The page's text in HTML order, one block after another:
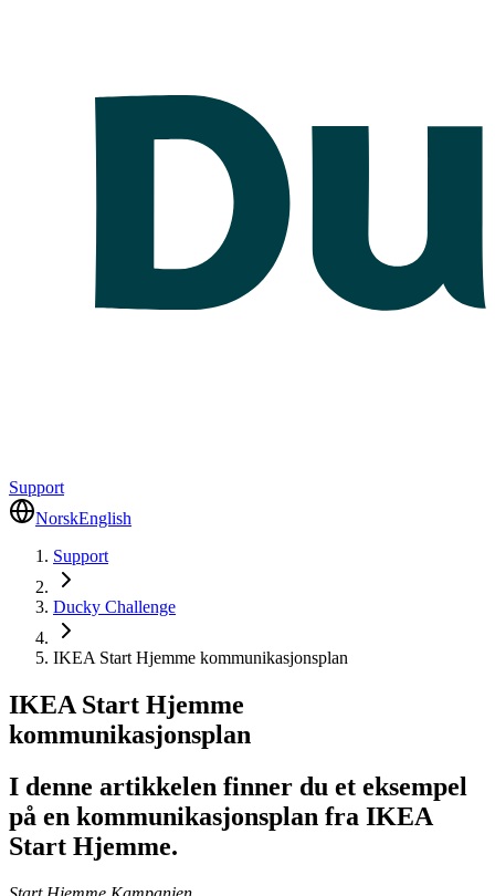
Support
NorskEnglish
Support
Ducky Challenge
IKEA Start Hjemme kommunikasjonsplan
IKEA Start Hjemme
kommunikasjonsplan
I denne artikkelen finner du et eksempel
på en kommunikasjonsplan fra IKEA
Start Hjemme.